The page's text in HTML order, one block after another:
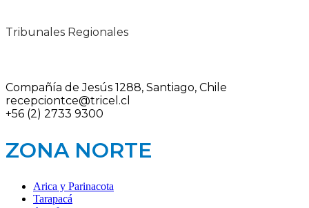
Tribunales Regionales
Compañía de Jesús 1288, Santiago, Chile
recepciontce@tricel.cl
+56 (2) 2733 9300
ZONA NORTE
Arica y Parinacota
Tarapacá